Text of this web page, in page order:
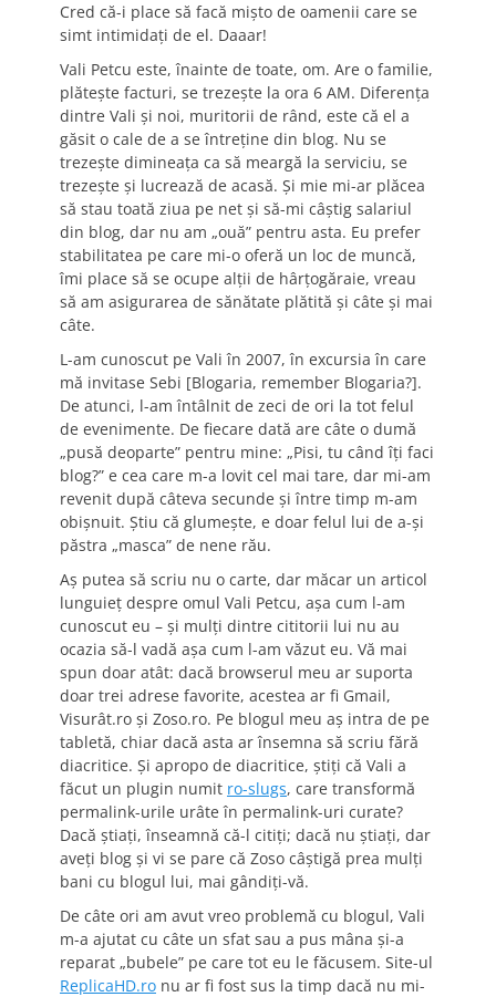
Cred că-i place să facă mişto de oamenii care se
simt intimidaţi de el. Daaar!
Vali Petcu este, înainte de toate, om. Are o familie,
plăteşte facturi, se trezeşte la ora 6 AM. Diferenţa
dintre Vali şi noi, muritorii de rând, este că el a
găsit o cale de a se întreţine din blog. Nu se
trezeşte dimineaţa ca să meargă la serviciu, se
trezeşte şi lucrează de acasă. Şi mie mi-ar plăcea
să stau toată ziua pe net şi să-mi câştig salariul
din blog, dar nu am „ouă” pentru asta. Eu prefer
stabilitatea pe care mi-o oferă un loc de muncă,
îmi place să se ocupe alţii de hârţogăraie, vreau
să am asigurarea de sănătate plătită şi câte şi mai
câte.
L-am cunoscut pe Vali în 2007, în excursia în care
mă invitase Sebi [Blogaria, remember Blogaria?].
De atunci, l-am întâlnit de zeci de ori la tot felul
de evenimente. De fiecare dată are câte o dumă
„pusă deoparte” pentru mine: „Pisi, tu când îţi faci
blog?” e cea care m-a lovit cel mai tare, dar mi-am
revenit după câteva secunde şi între timp m-am
obişnuit. Ştiu că glumeşte, e doar felul lui de a-şi
păstra „masca” de nene rău.
Aş putea să scriu nu o carte, dar măcar un articol
lunguieţ despre omul Vali Petcu, aşa cum l-am
cunoscut eu – şi mulţi dintre cititorii lui nu au
ocazia să-l vadă aşa cum l-am văzut eu. Vă mai
spun doar atât: dacă browserul meu ar suporta
doar trei adrese favorite, acestea ar fi Gmail,
Visurât.ro şi Zoso.ro. Pe blogul meu aş intra de pe
tabletă, chiar dacă asta ar însemna să scriu fără
diacritice. Şi apropo de diacritice, ştiţi că Vali a
făcut un plugin numit ro-slugs, care transformă
permalink-urile urâte în permalink-uri curate?
Dacă ştiaţi, înseamnă că-l citiţi; dacă nu ştiaţi, dar
aveţi blog şi vi se pare că Zoso câştigă prea mulţi
bani cu blogul lui, mai gândiţi-vă.
De câte ori am avut vreo problemă cu blogul, Vali
m-a ajutat cu câte un sfat sau a pus mâna şi-a
reparat „bubele” pe care tot eu le făcusem. Site-ul
ReplicaHD.ro nu ar fi fost sus la timp dacă nu mi-